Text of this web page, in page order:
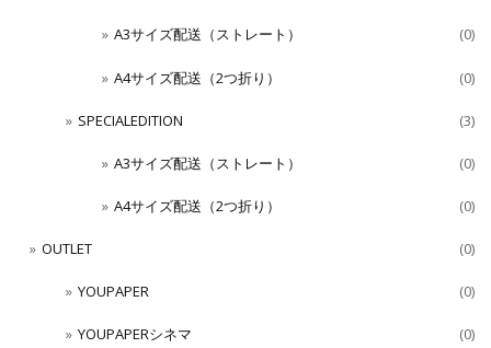
A3サイズ配送（ストレート） (0)
A4サイズ配送（2つ折り） (0)
SPECIALEDITION (3)
A3サイズ配送（ストレート） (0)
A4サイズ配送（2つ折り） (0)
OUTLET (0)
YOUPAPER (0)
YOUPAPERシネマ (0)